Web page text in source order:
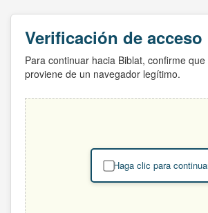
Verificación de acceso
Para continuar hacia Biblat, confirme que
proviene de un navegador legítimo.
Haga clic para